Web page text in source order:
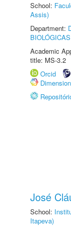
School:
Assis)
Department:
BIOLÓGICAS
Academic
title: MS-3.2
Orcid
José
School:
Itapeva)